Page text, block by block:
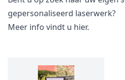
gepersonaliseerd laserwerk?
Meer info vindt u hier.